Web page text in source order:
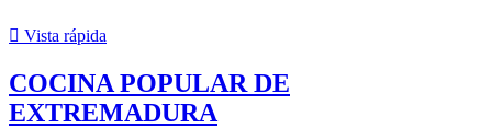
 Vista rápida
COCINA POPULAR DE
EXTREMADURA